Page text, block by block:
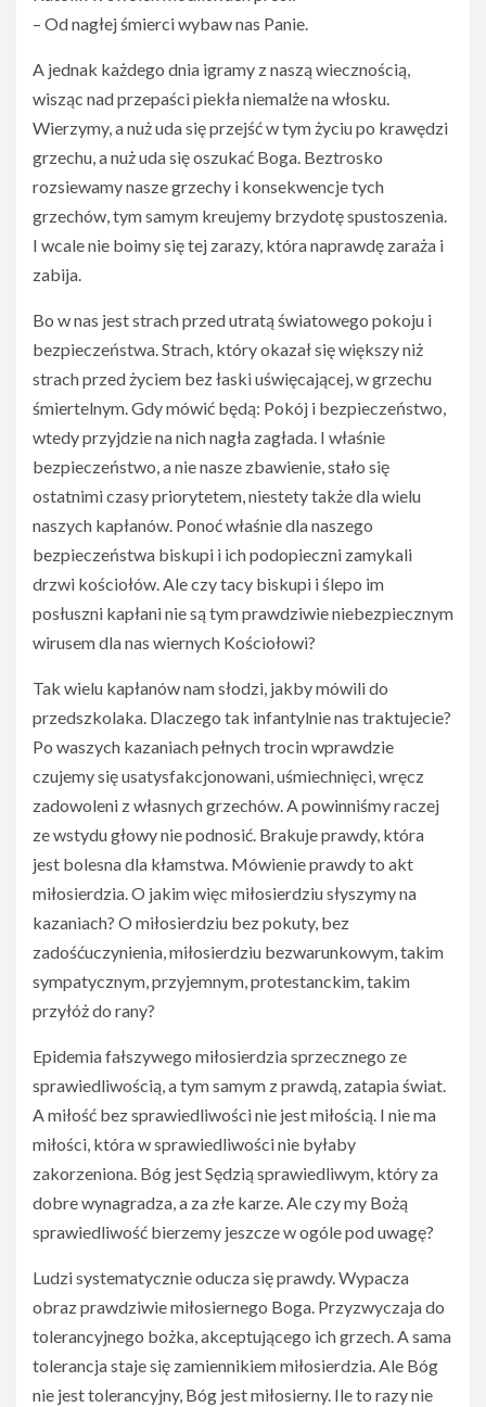
– Od nagłej śmierci wybaw nas Panie.
A jednak każdego dnia igramy z naszą wiecznością,
wisząc nad przepaści piekła niemalże na włosku.
Wierzymy, a nuż uda się przejść w tym życiu po krawędzi
grzechu, a nuż uda się oszukać Boga. Beztrosko
rozsiewamy nasze grzechy i konsekwencje tych
grzechów, tym samym kreujemy brzydotę spustoszenia.
I wcale nie boimy się tej zarazy, która naprawdę zaraża i
zabija.
Bo w nas jest strach przed utratą światowego pokoju i
bezpieczeństwa. Strach, który okazał się większy niż
strach przed życiem bez łaski uświęcającej, w grzechu
śmiertelnym. Gdy mówić będą: Pokój i bezpieczeństwo,
wtedy przyjdzie na nich nagła zagłada. I właśnie
bezpieczeństwo, a nie nasze zbawienie, stało się
ostatnimi czasy priorytetem, niestety także dla wielu
naszych kapłanów. Ponoć właśnie dla naszego
bezpieczeństwa biskupi i ich podopieczni zamykali
drzwi kościołów. Ale czy tacy biskupi i ślepo im
posłuszni kapłani nie są tym prawdziwie niebezpiecznym
wirusem dla nas wiernych Kościołowi?
Tak wielu kapłanów nam słodzi, jakby mówili do
przedszkolaka. Dlaczego tak infantylnie nas traktujecie?
Po waszych kazaniach pełnych trocin wprawdzie
czujemy się usatysfakcjonowani, uśmiechnięci, wręcz
zadowoleni z własnych grzechów. A powinniśmy raczej
ze wstydu głowy nie podnosić. Brakuje prawdy, która
jest bolesna dla kłamstwa. Mówienie prawdy to akt
miłosierdzia. O jakim więc miłosierdziu słyszymy na
kazaniach? O miłosierdziu bez pokuty, bez
zadośćuczynienia, miłosierdziu bezwarunkowym, takim
sympatycznym, przyjemnym, protestanckim, takim
przyłóż do rany?
Epidemia fałszywego miłosierdzia sprzecznego ze
sprawiedliwością, a tym samym z prawdą, zatapia świat.
A miłość bez sprawiedliwości nie jest miłością. I nie ma
miłości, która w sprawiedliwości nie byłaby
zakorzeniona. Bóg jest Sędzią sprawiedliwym, który za
dobre wynagradza, a za złe karze. Ale czy my Bożą
sprawiedliwość bierzemy jeszcze w ogóle pod uwagę?
Ludzi systematycznie oducza się prawdy. Wypacza
obraz prawdziwie miłosiernego Boga. Przyzwyczaja do
tolerancyjnego bożka, akceptującego ich grzech. A sama
tolerancja staje się zamiennikiem miłosierdzia. Ale Bóg
nie jest tolerancyjny, Bóg jest miłosierny. Ile to razy nie